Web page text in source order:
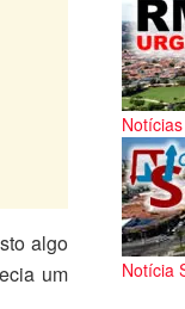
algo
um
Notícia